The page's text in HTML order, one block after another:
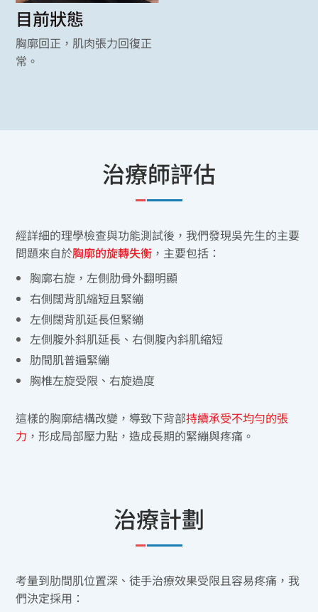
目前狀態
胸廓回正，肌肉張力回復正
常。
治療師評估
經詳細的理學檢查與功能測試後，我們發現吳先生的主要
問題來自於胸廓的旋轉失衡 ，主要包括：
胸廓右旋，左側肋骨外翻明顯
右側闊背肌縮短且緊繃
左側闊背肌延長但緊繃
左側腹外斜肌延長、右側腹內斜肌縮短
肋間肌普遍緊繃
胸椎左旋受限、右旋過度
這樣的胸廓結構改變，導致下背部持續承受不均勻的張
力 ，形成局部壓力點，造成長期的緊繃與疼痛。
治療計劃
考量到肋間肌位置深、徒手治療效果受限且容易疼痛，我
們決定採用：